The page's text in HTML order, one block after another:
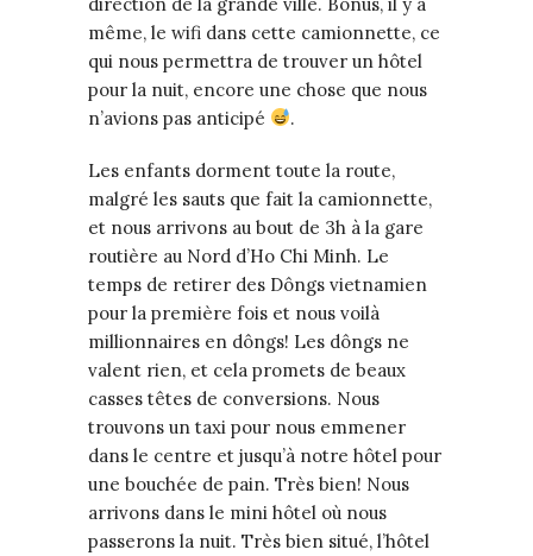
même, le wifi dans cette camionnette, ce
qui nous permettra de trouver un hôtel
pour la nuit, encore une chose que nous
n’avions pas anticipé
.
Les enfants dorment toute la route,
malgré les sauts que fait la camionnette,
et nous arrivons au bout de 3h à la gare
routière au Nord d’Ho Chi Minh. Le
temps de retirer des Dôngs vietnamien
pour la première fois et nous voilà
millionnaires en dôngs! Les dôngs ne
valent rien, et cela promets de beaux
casses têtes de conversions. Nous
trouvons un taxi pour nous emmener
dans le centre et jusqu’à notre hôtel pour
une bouchée de pain. Très bien! Nous
arrivons dans le mini hôtel où nous
passerons la nuit. Très bien situé, l’hôtel